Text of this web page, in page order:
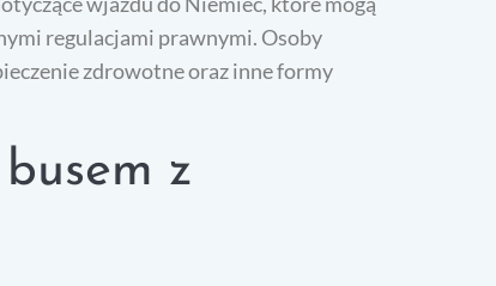
regulacjami prawnymi. Osoby
zdrowotne oraz inne formy
z